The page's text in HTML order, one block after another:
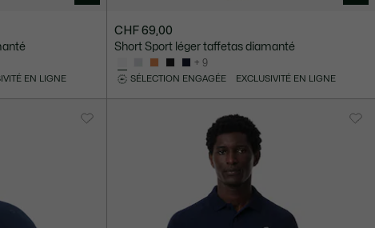
EN LIGNE
CHF 69,00
Short Sport léger taffetas diamanté
+ 9
SÉLECTION ENGAGÉE EXCLUSIVITÉ EN LIGNE